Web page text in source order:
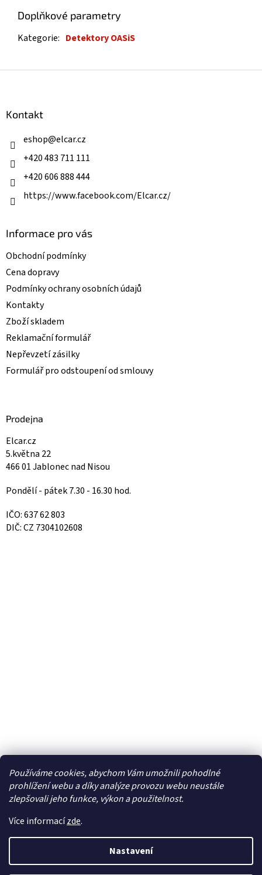
Používáme cookies, abychom Vám umožnili pohodlné
prohlížení webu a díky analýze provozu webu neustále
zlepšovali jeho funkce, výkon a použitelnost.
Více informacízde.
Nastavení
Doplňkové parametry
Kategorie: Detektory OASiS
Kontakt
eshop@elcar.cz
+420 483 711 111
+420 606 888 444
https://www.facebook.com/Elcar.cz/
Informace pro vás
Obchodní podmínky
Cena dopravy
Podmínky ochrany osobních údajů
Kontakty
Zboží skladem
Reklamační formulář
Nepřevzetí zásilky
Formulář pro odstoupení od smlouvy
Prodejna
Elcar.cz
5.května 22
466 01 Jablonec nad Nisou
Pondělí - pátek 7.30 - 16.30 hod.
IČO: 637 62 803
DIČ: CZ 7304102608
Facebook
Vytvořil Shoptet
Copyright 2026Elcar - elektrospecialista - RC modely,